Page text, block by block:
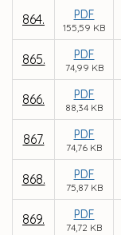
864. PDF
155,59 KB
865. PDF
74,99 KB
866. PDF
88,34 KB
867. PDF
74,76 KB
868. PDF
75,87 KB
869. PDF
74,72 KB